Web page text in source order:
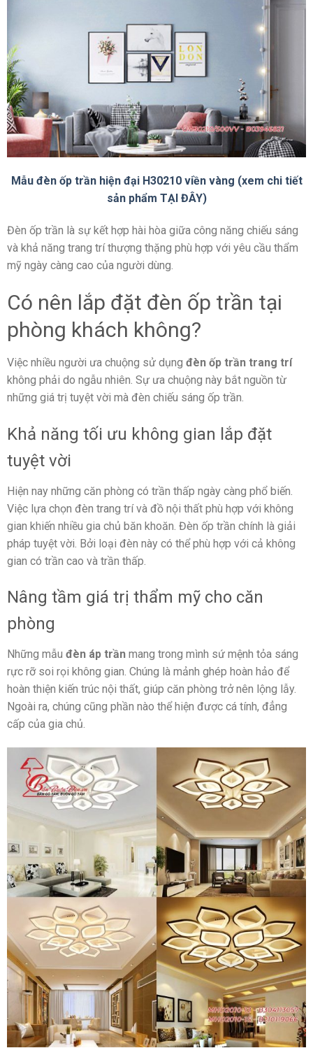
Mẫu đèn ốp trần hiện đại H30210 viền vàng (xem chi tiết
sản phẩm TẠI ĐÂY)
Đèn ốp trần là sự kết hợp hài hòa giữa công năng chiếu sáng
và khả năng trang trí thượng thặng phù hợp với yêu cầu thẩm
mỹ ngày càng cao của người dùng.
Có nên lắp đặt đèn ốp trần tại
phòng khách không?
Việc nhiều người ưa chuộng sử dụng đèn ốp trần trang trí
không phải do ngẫu nhiên. Sự ưa chuộng này bắt nguồn từ
những giá trị tuyệt vời mà đèn chiếu sáng ốp trần.
Khả năng tối ưu không gian lắp đặt
tuyệt vời
Hiện nay những căn phòng có trần thấp ngày càng phổ biến.
Việc lựa chọn đèn trang trí và đồ nội thất phù hợp với không
gian khiến nhiều gia chủ băn khoăn. Đèn ốp trần chính là giải
pháp tuyệt vời. Bởi loại đèn này có thể phù hợp với cả không
gian có trần cao và trần thấp.
Nâng tầm giá trị thẩm mỹ cho căn
phòng
Những mẫu đèn áp trầnmang trong mình sứ mệnh tỏa sáng
rực rỡ soi rọi không gian. Chúng là mảnh ghép hoàn hảo để
hoàn thiện kiến trúc nội thất, giúp căn phòng trở nên lộng lẫy.
Ngoài ra, chúng cũng phần nào thể hiện được cá tính, đẳng
cấp của gia chủ.